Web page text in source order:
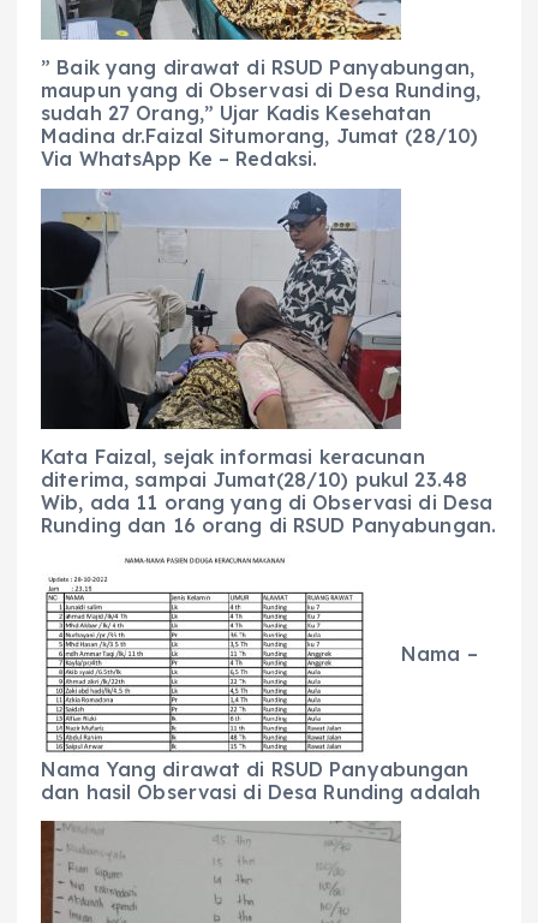
” Baik yang dirawat di RSUD Panyabungan,
maupun yang di Observasi di Desa Runding,
sudah 27 Orang,” Ujar Kadis Kesehatan
Madina dr.Faizal Situmorang, Jumat (28/10)
Via WhatsApp Ke – Redaksi.
Kata Faizal, sejak informasi keracunan
diterima, sampai Jumat(28/10) pukul 23.48
Wib, ada 11 orang yang di Observasi di Desa
Runding dan 16 orang di RSUD Panyabungan.
Nama –
Nama Yang dirawat di RSUD Panyabungan
dan hasil Observasi di Desa Runding adalah